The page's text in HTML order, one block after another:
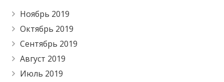
Ноябрь 2019
Октябрь 2019
Сентябрь 2019
Август 2019
Июль 2019